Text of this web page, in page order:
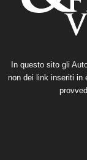
In questo sito gli
non dei link inseriti in